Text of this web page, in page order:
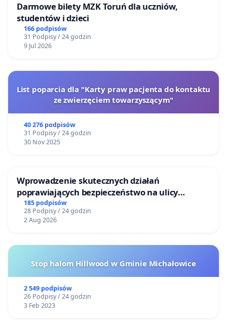
Darmowe bilety MZK Toruń dla uczniów,
studentów i dzieci
166 podpisów
31 Podpisy / 24 godzin
9 Jul 2026
List poparcia dla "Karty praw pacjenta do kontaktu
ze zwierzęciem towarzyszącym"
40 276 podpisów
31 Podpisy / 24 godzin
30 Nov 2025
Wprowadzenie skutecznych działań
poprawiających bezpieczeństwo na ulicy
Żeromskiego w Otwocku
185 podpisów
28 Podpisy / 24 godzin
2 Aug 2026
Stop halom Hillwood w Gminie Michałowice
2 549 podpisów
26 Podpisy / 24 godzin
3 Feb 2023